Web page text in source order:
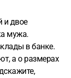
и двое
мужа.
в банке.
а о размерах